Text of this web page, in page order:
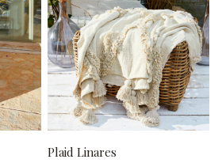
Plaid Linares